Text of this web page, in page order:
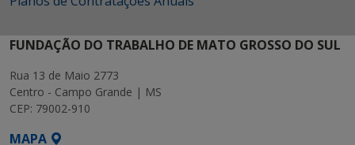
FUNDAÇÃO DO TRABALHO DE MATO GROSSO DO SUL
Rua 13 de Maio 2773
Centro - Campo Grande | MS
CEP: 79002-910
MAPA